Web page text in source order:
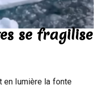
se fragilise
en lumière la fonte